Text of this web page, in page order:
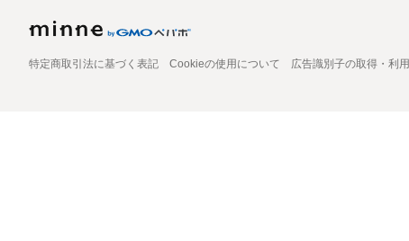
特定商取引法に基づく表記 Cookieの使用について 広告識別子の取得・利用